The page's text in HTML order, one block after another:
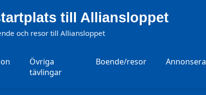
till Alliansloppet
och resor till Alliansloppet
Övriga
tävlingar
Boende/resor Annonsera